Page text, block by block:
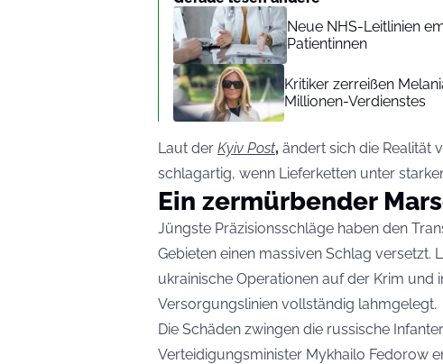
Neue NHS-Leitlinien
Patientinnen
Kritiker zerreißen
Millionen-Verdienstes
Laut der Kyiv Post, ändert sich die Realität
schlagartig, wenn Lieferketten unter
Ein zermürbender
Jüngste Präzisionsschläge haben den
Gebieten einen massiven Schlag versetzt.
ukrainische Operationen auf der Krim und
Versorgungslinien vollständig lahmgelegt.
Die Schäden zwingen die russische
Verteidigungsminister Mykhailo Fedorow